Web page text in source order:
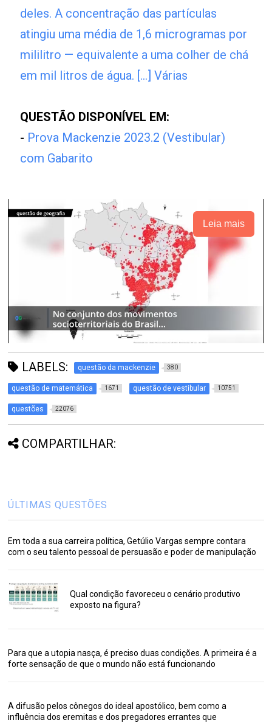
deles. A concentração das partículas
atingiu uma média de 1,6 microgramas por
mililitro — equivalente a uma colher de chá
em mil litros de água. [...] Várias
QUESTÃO DISPONÍVEL EM:
- Prova Mackenzie 2023.2 (Vestibular)
com Gabarito
Leia mais
LABELS: questão da mackenzie 380
questão de matemática 1671 questão de vestibular 10751
questões 22076
COMPARTILHAR:
ÚLTIMAS QUESTÕES
Em toda a sua carreira política, Getúlio Vargas sempre contara
com o seu talento pessoal de persuasão e poder de manipulação
Qual condição favoreceu o cenário produtivo
exposto na figura?
Para que a utopia nasça, é preciso duas condições. A primeira é a
forte sensação de que o mundo não está funcionando
A difusão pelos cônegos do ideal apostólico, bem como a
influência dos eremitas e dos pregadores errantes que